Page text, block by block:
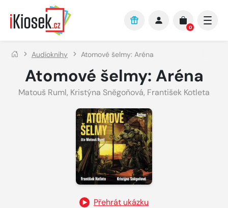
Přejít na hlavní obsah
0
Audioknihy Atomové šelmy: Aréna
Atomové šelmy: Aréna
Matouš Ruml, Kristýna Sněgoňová, František Kotleta
Přehrát ukázku